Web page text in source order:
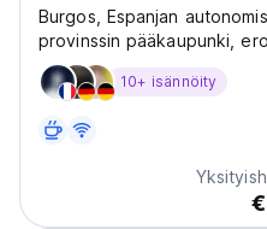
Burgos, Espanjan
provinssin pääkaupunki,
arkkitehtuuristaan.
10+ isännöity